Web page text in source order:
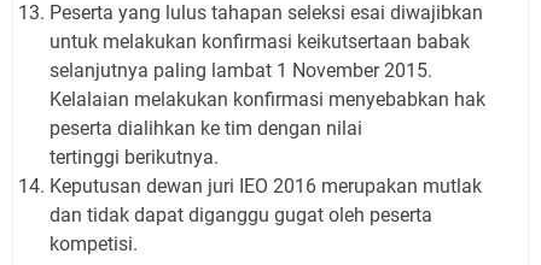
Peserta yang lulus tahapan seleksi esai diwajibkan
untuk melakukan konfirmasi keikutsertaan babak
selanjutnya paling lambat 1 November 2015.
Kelalaian melakukan konfirmasi menyebabkan hak
peserta dialihkan ke tim dengan nilai
tertinggi berikutnya.
Keputusan dewan juri IEO 2016 merupakan mutlak
dan tidak dapat diganggu gugat oleh peserta
kompetisi.